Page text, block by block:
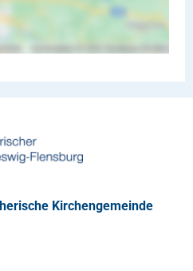
Kirchengemeinde